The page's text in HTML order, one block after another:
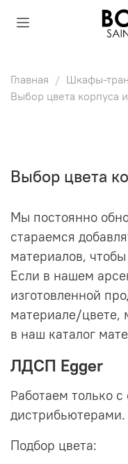
Главная
Шкафы-
Выбор цвета корпуса
Выбор цвета
Мы постоянно
стараемся
материалов,
Если в нашем
изготовленной
материале/цвете,
в наш каталог
ЛДСП Egger
Работаем только
дистрибьютерами.
Подбор цвета: